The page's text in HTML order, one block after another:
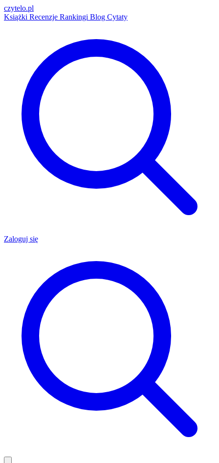
czytelo.pl
Książki Recenzje Rankingi Blog Cytaty
Zaloguj się